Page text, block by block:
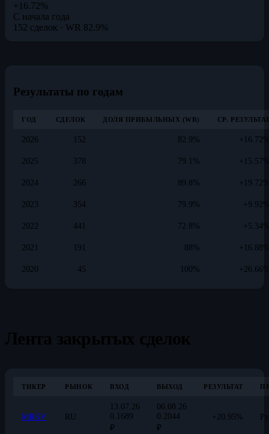
+16.72%
С начала года
152 сделок · WR 82.9%
Результаты по годам
ГОД СДЕЛОК ДОЛЯ ПРИБЫЛЬНЫХ (WR) СР.
2026 152 82.9%
2025 378 79.1%
2024 266 89.8%
2023 354 79.9%
2022 441 72.8%
2021 191 88%
2020 45 100%
ТИКЕР РЫНОК ВХОД ВЫХОД РЕЗУЛЬТАТ
MRKV RU
13.07.26
0.1689
₽
06.08.26
0.2044
₽
+20.95%